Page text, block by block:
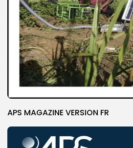
APS MAGAZINE VERSION FR